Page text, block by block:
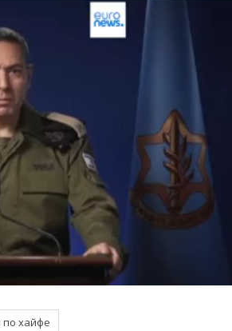
по хайфе